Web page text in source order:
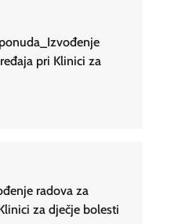
pri Klinici za
radova za
za dječje bolesti